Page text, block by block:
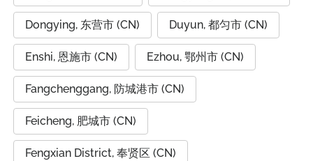
Dongying, 东营市 (CN) Duyun, 都匀市 (CN)
Enshi, 恩施市 (CN) Ezhou, 鄂州市 (CN)
Fangchenggang, 防城港市 (CN)
Feicheng, 肥城市 (CN)
Fengxian District, 奉贤区 (CN)